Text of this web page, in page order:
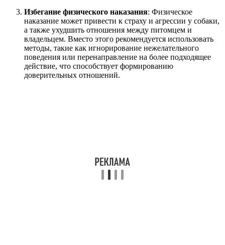
Избегание физического наказания: Физическое
наказание может привести к страху и агрессии у собаки,
а также ухудшить отношения между питомцем и
владельцем. Вместо этого рекомендуется использовать
методы, такие как игнорирование нежелательного
поведения или перенаправление на более подходящее
действие, что способствует формированию
доверительных отношений.